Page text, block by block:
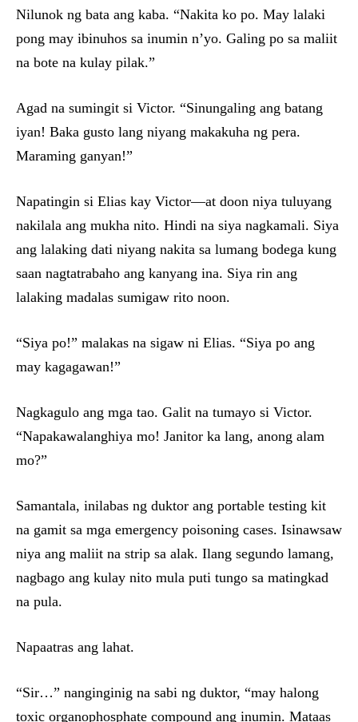
Nilunok ng bata ang kaba. “Nakita ko po. May lalaki
pong may ibinuhos sa inumin n’yo. Galing po sa maliit
na bote na kulay pilak.”
Agad na sumingit si Victor. “Sinungaling ang batang
iyan! Baka gusto lang niyang makakuha ng pera.
Maraming ganyan!”
Napatingin si Elias kay Victor—at doon niya tuluyang
nakilala ang mukha nito. Hindi na siya nagkamali. Siya
ang lalaking dati niyang nakita sa lumang bodega kung
saan nagtatrabaho ang kanyang ina. Siya rin ang
lalaking madalas sumigaw rito noon.
“Siya po!” malakas na sigaw ni Elias. “Siya po ang
may kagagawan!”
Nagkagulo ang mga tao. Galit na tumayo si Victor.
“Napakawalanghiya mo! Janitor ka lang, anong alam
mo?”
Samantala, inilabas ng duktor ang portable testing kit
na gamit sa mga emergency poisoning cases. Isinawsaw
niya ang maliit na strip sa alak. Ilang segundo lamang,
nagbago ang kulay nito mula puti tungo sa matingkad
na pula.
Napaatras ang lahat.
“Sir…” nanginginig na sabi ng duktor, “may halong
toxic organophosphate compound ang inumin. Mataas